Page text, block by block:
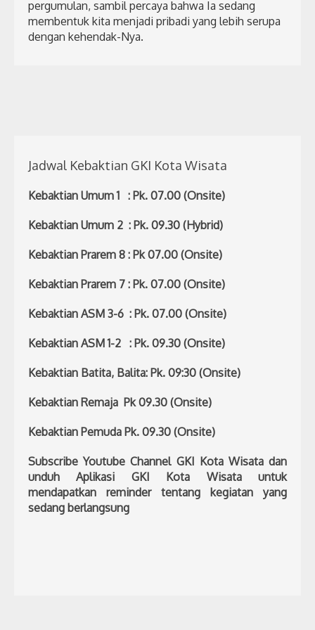
pergumulan, sambil percaya bahwa Ia sedang
membentuk kita menjadi pribadi yang lebih serupa
dengan kehendak-Nya.
Jadwal Kebaktian GKI Kota Wisata
Kebaktian Umum 1 : Pk. 07.00 (Onsite)
Kebaktian Umum 2 : Pk. 09.30 (Hybrid)
Kebaktian Prarem 8 : Pk 07.00 (Onsite)
Kebaktian Prarem 7 : Pk. 07.00 (Onsite)
Kebaktian ASM 3-6 : Pk. 07.00 (Onsite)
Kebaktian ASM 1-2 : Pk. 09.30 (Onsite)
Kebaktian Batita, Balita: Pk. 09:30 (Onsite)
Kebaktian Remaja Pk 09.30 (Onsite)
Kebaktian Pemuda Pk. 09.30 (Onsite)
Subscribe Youtube Channel GKI Kota Wisata dan
unduh Aplikasi GKI Kota Wisata untuk
mendapatkan reminder tentang kegiatan yang
sedang berlangsung